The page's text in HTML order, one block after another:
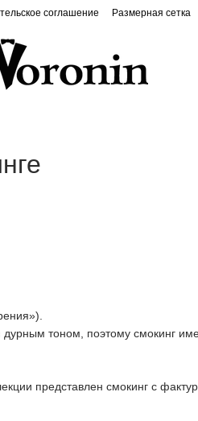
соглашение Размерная сетка
дурным тоном, поэтому смокинг
представлен смокинг с